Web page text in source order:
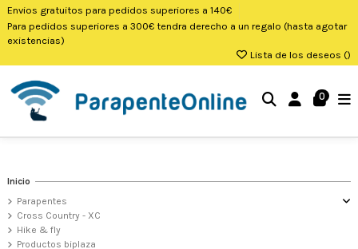
Envios gratuitos para pedidos superiores a 140€
Para pedidos superiores a 300€ tendra derecho a un regalo (hasta agotar
existencias)
Lista de los deseos ()
0
Inicio
Parapentes
Cross Country - XC
Hike & fly
Productos biplaza